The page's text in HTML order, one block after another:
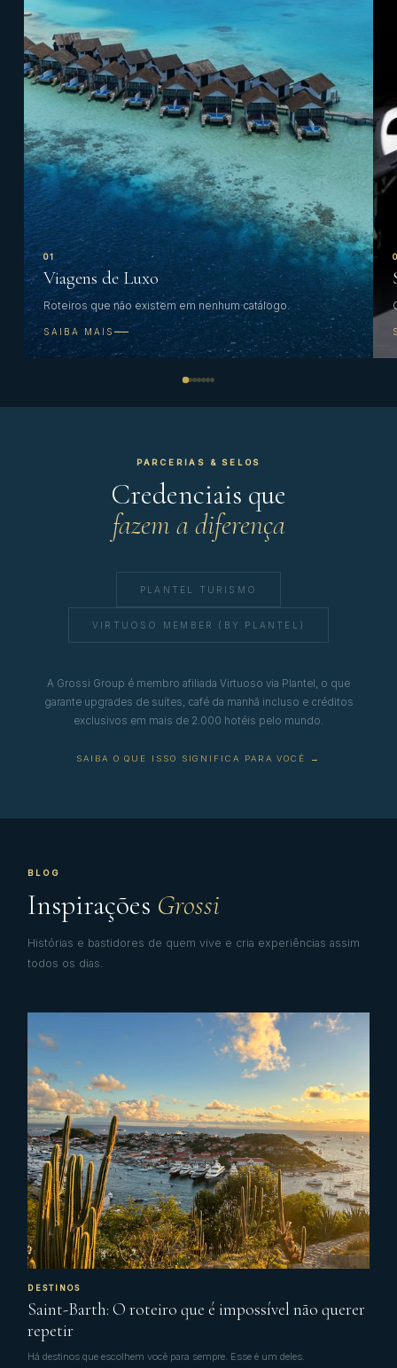
01
Viagens de Luxo
Roteiros que não existem em nenhum catálogo.
SAIBA MAIS
PARCERIAS & SELOS
Credenciais que
fazem a diferença
PLANTEL TURISMO
VIRTUOSO MEMBER (BY PLANTEL)
A Grossi Group é membro afiliada Virtuoso via Plantel, o que
garante upgrades de suítes, café da manhã incluso e créditos
exclusivos em mais de 2.000 hotéis pelo mundo.
SAIBA O QUE ISSO SIGNIFICA PARA VOCÊ →
BLOG
Inspirações Grossi
Histórias e bastidores de quem vive e cria experiências assim
todos os dias.
DESTINOS
Saint-Barth: O roteiro que é impossível não querer
repetir
Há destinos que escolhem você para sempre. Esse é um deles.